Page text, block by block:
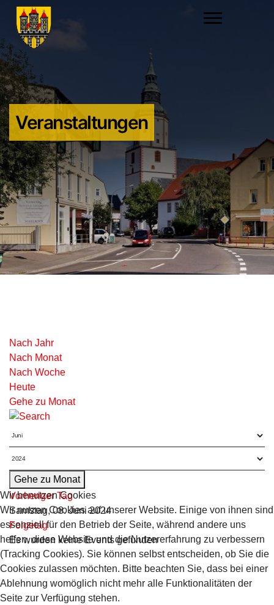
Veranstaltungen
Nach Jahr
Nach Monat
Nach Woche
Heute
Gehe zu Monat
Gehe zu Monat
Vorheriger Tag
Samstag, 08. Juni 2024
Folgetag
Es wurden keine Events gefunden
Wir benutzen Cookies
Wir nutzen Cookies auf unserer Website. Einige von ihnen sind
essenziell für den Betrieb der Seite, während andere uns
helfen, diese Website und die Nutzererfahrung zu verbessern
(Tracking Cookies). Sie können selbst entscheiden, ob Sie die
Cookies zulassen möchten. Bitte beachten Sie, dass bei einer
Ablehnung womöglich nicht mehr alle Funktionalitäten der
Seite zur Verfügung stehen.